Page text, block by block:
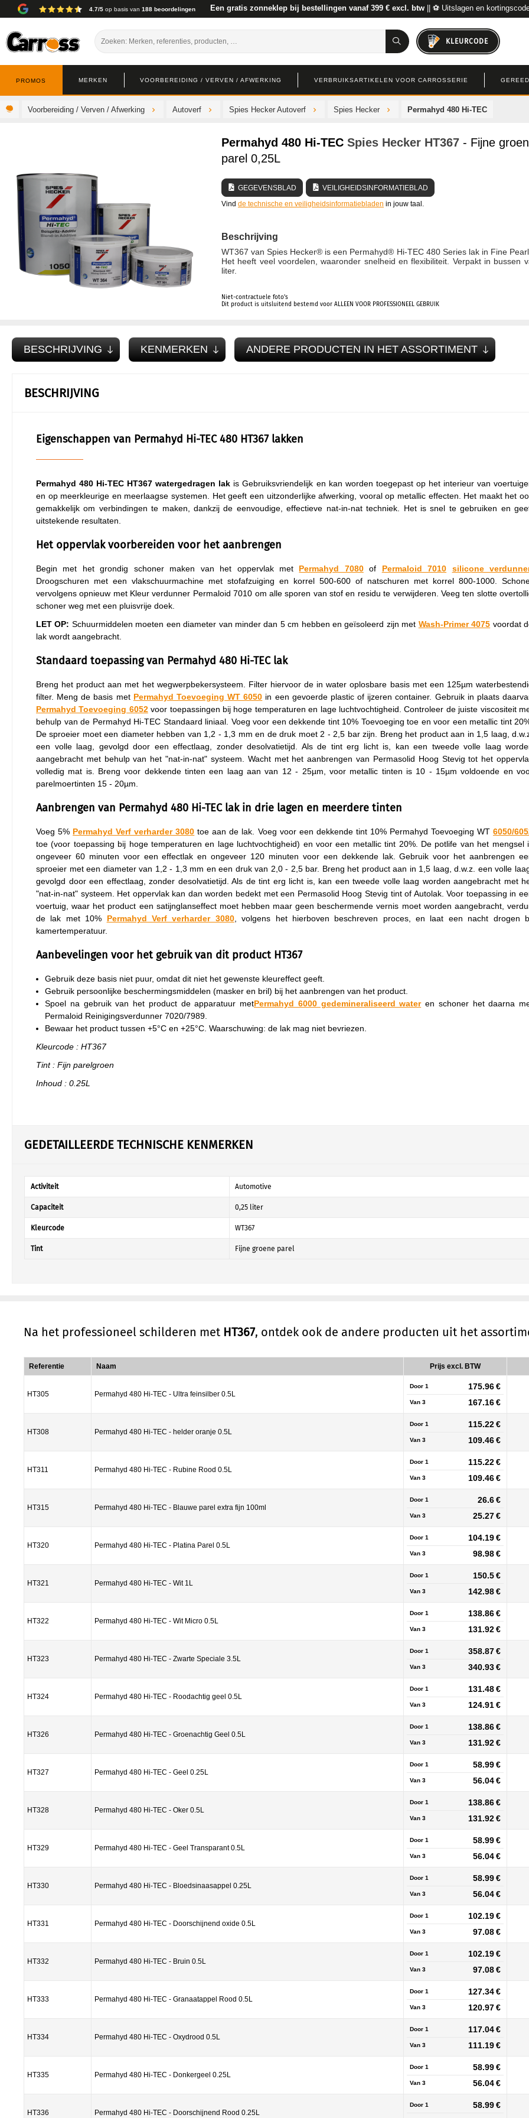
4.7/5 op basis van 188 beoordelingen Een gratis zonneklep bij bestellingen vanaf 399 € excl. btw || ⚽ Uitslagen en
KLEURCODE
VOORBEREIDING / VERVEN / AFWERKING VERBRUIKSARTIKELEN VOOR CARROSSERIE
MERKEN
PROMOS
Voorbereiding / Verven / Afwerking Autoverf Spies Hecker Autoverf Spies Hecker Permahyd 480 Hi-TEC
Permahyd 480 Hi-TEC Spies Hecker HT367 - Fijne
parel 0,25L
GEGEVENSBLAD
VEILIGHEIDSINFORMATIEBLAD
Vind de technische en veiligheidsinformatiebladen in jouw taal.
Beschrijving
WT367 van Spies Hecker® is een Permahyd® Hi-TEC 480 Series lak in Fine Pearl
Het heeft veel voordelen, waaronder snelheid en flexibiliteit. Verpakt in bussen
liter.
Niet-contractuele foto's
Dit product is uitsluitend bestemd voor ALLEEN VOOR PROFESSIONEEL GEBRUIK
BESCHRIJVING KENMERKEN ANDERE PRODUCTEN IN HET ASSORTIMENT
BESCHRIJVING
Eigenschappen van Permahyd Hi-TEC 480 HT367 lakken
Permahyd 480 Hi-TEC HT367watergedragen lak is Gebruiksvriendelijk en kan worden toegepast op het interieur van
en op meerkleurige en meerlaagse systemen. Het geeft een uitzonderlijke afwerking, vooral op metallic effecten. Het maakt het
gemakkelijk om verbindingen te maken, dankzij de eenvoudige, effectieve nat-in-nat techniek. Het is snel te gebruiken en
uitstekende resultaten.
Het oppervlak voorbereiden voor het aanbrengen
Begin met het grondig schoner maken van het oppervlak met Permahyd 7080of Permaloid 7010 silicone
Droogschuren met een vlakschuurmachine met stofafzuiging en korrel 500-600 of natschuren met korrel 800-1000.
vervolgens opnieuw met Kleur verdunner Permaloid 7010 om alle sporen van stof en residu te verwijderen. Veeg ten slotte
schoner weg met een pluisvrije doek.
LET OP: Schuurmiddelen moeten een diameter van minder dan 5 cm hebben en geïsoleerd zijn met Wash-Primer 4075 voordat
lak wordt aangebracht.
Standaard toepassing van Permahyd 480 Hi-TEC lak
Breng het product aan met het wegwerpbekersysteem. Filter hiervoor de in water oplosbare basis met een 125µm
filter. Meng de basis met Permahyd Toevoeging WT 6050 in een gevoerde plastic of ijzeren container. Gebruik in plaats
Permahyd Toevoeging 6052voor toepassingen bij hoge temperaturen en lage luchtvochtigheid. Controleer de juiste viscositeit
behulp van de Permahyd Hi-TEC Standaard liniaal. Voeg voor een dekkende tint 10% Toevoeging toe en voor een metallic tint
De sproeier moet een diameter hebben van 1,2 - 1,3 mm en de druk moet 2 - 2,5 bar zijn. Breng het product aan in 1,5 laag,
een volle laag, gevolgd door een effectlaag, zonder desolvatietijd. Als de tint erg licht is, kan een tweede volle laag
aangebracht met behulp van het "nat-in-nat" systeem. Wacht met het aanbrengen van Permasolid Hoog Stevig tot het
volledig mat is. Breng voor dekkende tinten een laag aan van 12 - 25µm, voor metallic tinten is 10 - 15µm voldoende en
parelmoertinten 15 - 20µm.
Aanbrengen van Permahyd 480 Hi-TEC lak in drie lagen en meerdere tinten
Voeg 5% Permahyd Verf verharder 3080 toe aan de lak. Voeg voor een dekkende tint 10% Permahyd Toevoeging WT6050/
toe (voor toepassing bij hoge temperaturen en lage luchtvochtigheid) en voor een metallic tint 20%. De potlife van het mengsel
ongeveer 60 minuten voor een effectlak en ongeveer 120 minuten voor een dekkende lak. Gebruik voor het aanbrengen
sproeier met een diameter van 1,2 - 1,3 mm en een druk van 2,0 - 2,5 bar. Breng het product aan in 1,5 laag, d.w.z. een volle
gevolgd door een effectlaag, zonder desolvatietijd. Als de tint erg licht is, kan een tweede volle laag worden aangebracht met
"nat-in-nat" systeem. Het oppervlak kan dan worden bedekt met een Permasolid Hoog Stevig tint of Autolak. Voor toepassing in
voertuig, waar het product een satijnglanseffect moet hebben maar geen beschermende vernis moet worden aangebracht,
de lak met 10% Permahyd Verf verharder 3080, volgens het hierboven beschreven proces, en laat een nacht drogen
kamertemperatuur.
Aanbevelingen voor het gebruik van dit product HT367
Gebruik deze basis niet puur, omdat dit niet het gewenste kleureffect geeft.
Gebruik persoonlijke beschermingsmiddelen (masker en bril) bij het aanbrengen van het product.
Spoel na gebruik van het product de apparatuur metPermahyd 6000 gedemineraliseerd wateren schoner het daarna
Permaloid Reinigingsverdunner 7020/7989.
Bewaar het product tussen +5°C en +25°C. Waarschuwing: de lak mag niet bevriezen.
Kleurcode : HT367
Tint : Fijn parelgroen
Inhoud : 0.25L
GEDETAILLEERDE TECHNISCHE KENMERKEN
Activiteit Automotive
Capaciteit 0,25 liter
Kleurcode WT367
Tint Fijne groene parel
Na het professioneel schilderen met HT367, ontdek ook de andere producten uit het
Referentie Naam Prijs excl. BTW
HT305 Permahyd 480 Hi-TEC - Ultra feinsilber 0.5L
Door 1 175.96 €
Van 3 167.16 €
HT308 Permahyd 480 Hi-TEC - helder oranje 0.5L
Door 1 115.22 €
Van 3 109.46 €
HT311 Permahyd 480 Hi-TEC - Rubine Rood 0.5L
Door 1 115.22 €
Van 3 109.46 €
HT315 Permahyd 480 Hi-TEC - Blauwe parel extra fijn 100ml
Door 1 26.6 €
Van 3 25.27 €
HT320 Permahyd 480 Hi-TEC - Platina Parel 0.5L
Door 1 104.19 €
Van 3 98.98 €
HT321 Permahyd 480 Hi-TEC - Wit 1L
Door 1 150.5 €
Van 3 142.98 €
HT322 Permahyd 480 Hi-TEC - Wit Micro 0.5L
Door 1 138.86 €
Van 3 131.92 €
HT323 Permahyd 480 Hi-TEC - Zwarte Speciale 3.5L
Door 1 358.87 €
Van 3 340.93 €
HT324 Permahyd 480 Hi-TEC - Roodachtig geel 0.5L
Door 1 131.48 €
Van 3 124.91 €
HT326 Permahyd 480 Hi-TEC - Groenachtig Geel 0.5L
Door 1 138.86 €
Van 3 131.92 €
HT327 Permahyd 480 Hi-TEC - Geel 0.25L
Door 1 58.99 €
Van 3 56.04 €
HT328 Permahyd 480 Hi-TEC - Oker 0.5L
Door 1 138.86 €
Van 3 131.92 €
HT329 Permahyd 480 Hi-TEC - Geel Transparant 0.5L
Door 1 58.99 €
Van 3 56.04 €
HT330 Permahyd 480 Hi-TEC - Bloedsinaasappel 0.25L
Door 1 58.99 €
Van 3 56.04 €
HT331 Permahyd 480 Hi-TEC - Doorschijnend oxide 0.5L
Door 1 102.19 €
Van 3 97.08 €
HT332 Permahyd 480 Hi-TEC - Bruin 0.5L
Door 1 102.19 €
Van 3 97.08 €
HT333 Permahyd 480 Hi-TEC - Granaatappel Rood 0.5L
Door 1 127.34 €
Van 3 120.97 €
HT334 Permahyd 480 Hi-TEC - Oxydrood 0.5L
Door 1 117.04 €
Van 3 111.19 €
HT335 Permahyd 480 Hi-TEC - Donkergeel 0.25L
Door 1 58.99 €
Van 3 56.04 €
HT336 Permahyd 480 Hi-TEC - Doorschijnend Rood 0.25L
Door 1 58.99 €